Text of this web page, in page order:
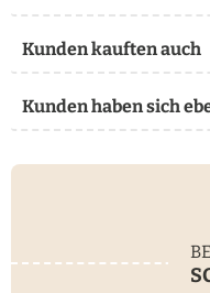
Kunden kauften auch
Kunden haben sich